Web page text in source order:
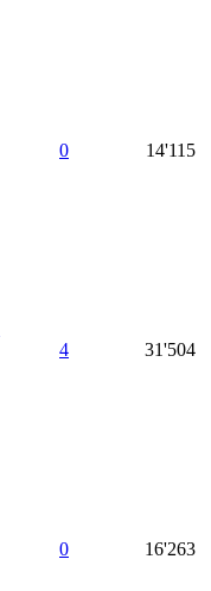
0 14'115
4 31'504
0 16'263